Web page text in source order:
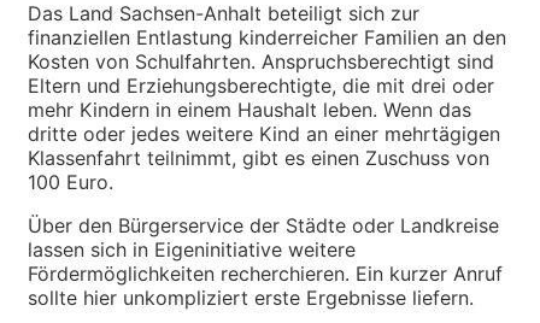
Das Land Sachsen-Anhalt beteiligt sich zur
finanziellen Entlastung kinderreicher Familien an den
Kosten von Schulfahrten. Anspruchsberechtigt sind
Eltern und Erziehungsberechtigte, die mit drei oder
mehr Kindern in einem Haushalt leben. Wenn das
dritte oder jedes weitere Kind an einer mehrtägigen
Klassenfahrt teilnimmt, gibt es einen Zuschuss von
100 Euro.
Über den Bürgerservice der Städte oder Landkreise
lassen sich in Eigeninitiative weitere
Fördermöglichkeiten recherchieren. Ein kurzer Anruf
sollte hier unkompliziert erste Ergebnisse liefern.